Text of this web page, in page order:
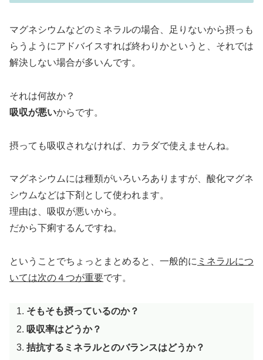
マグネシウムなどのミネラルの場合、足りないから摂っも
らうようにアドバイスすれば終わりかというと、それでは
解決しない場合が多いんです。
それは何故か？
吸収が悪いからです。
摂っても吸収されなければ、カラダで使えませんね。
マグネシウムには種類がいろいろありますが、酸化マグネ
シウムなどは下剤として使われます。
理由は、吸収が悪いから。
だから下痢するんですね。
ということでちょっとまとめると、一般的に ミネラルにつ
いては次の４つが重要です。
そもそも摂っているのか？
吸収率はどうか？
拮抗するミネラルとのバランスはどうか？